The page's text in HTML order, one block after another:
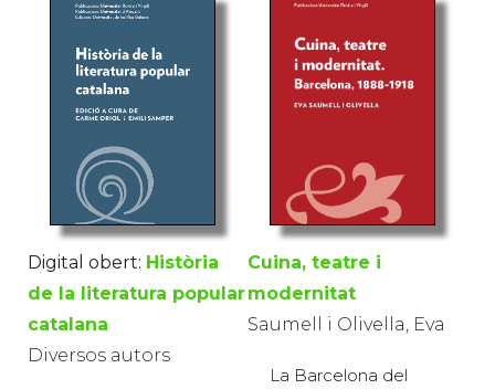
Digital obert: Història
de la literatura popular
catalana
Diversos autors
Cuina, teatre i
modernitat
Saumell i Olivella, Eva
La Barcelona del